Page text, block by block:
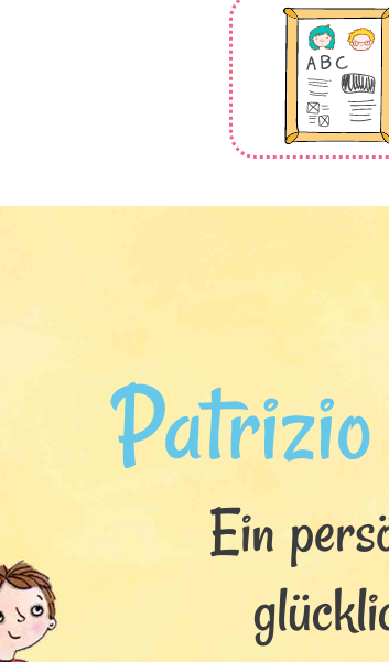
Patrizio
Ein